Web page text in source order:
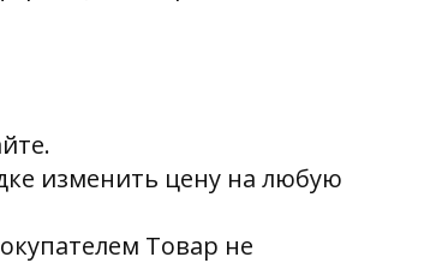
изменить цену на любую
Товар не